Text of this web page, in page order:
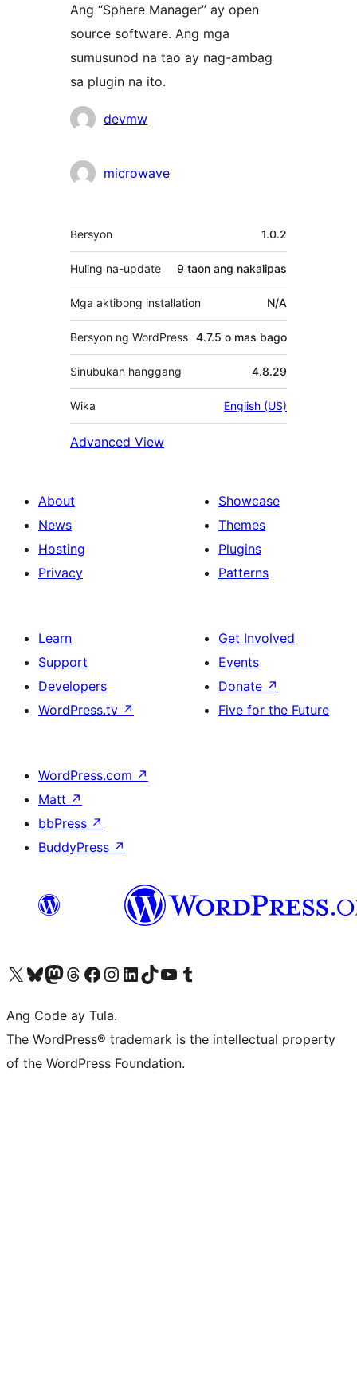
Ang “Sphere Manager” ay open
source software. Ang mga
sumusunod na tao ay nag-ambag
sa plugin na ito.
Mga devmw
microwave
Meta
Bersyon 1.0.2
Huling na-update 9 taon ang nakalipas
Mga aktibong installation N/A
Bersyon ng WordPress 4.7.5 o mas bago
Sinubukan hanggang 4.8.29
Wika English (US)
Advanced View
About
News
Hosting
Privacy
Showcase
Themes
Plugins
Patterns
Learn
Support
Developers
WordPress.tv ↗
Get Involved
Events
Donate ↗
Five for the Future
WordPress.com ↗
Matt ↗
bbPress ↗
BuddyPress ↗
Visit our X (formerly Twitter) account
Bisitahin ang aming Bluesky account
Visit our Mastodon account
Bisitahin ang aming Threads account
Visit our Facebook page
Visit our Instagram account
Visit our LinkedIn account
Bisitahin ang aming TikTok account
Visit our YouTube channel
Bisitahin ang aming Tumblr account
Ang Code ay Tula.
The WordPress® trademark is the intellectual property
of the WordPress Foundation.